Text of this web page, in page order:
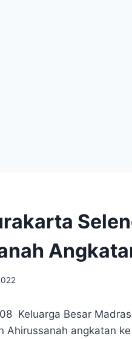
Keluarga Besar
Ahirussanah angkatan